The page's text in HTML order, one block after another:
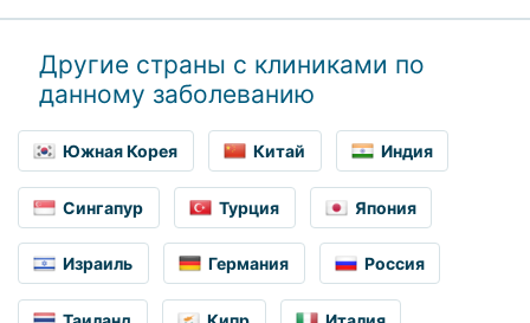
Другие страны с клиниками по
данному заболеванию
Южная Корея Китай Индия
Сингапур Турция Япония
Израиль Германия Россия